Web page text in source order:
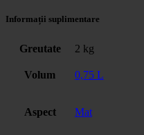
Informații suplimentare
Greutate 2 kg
Volum 0,75 L
Aspect Mat